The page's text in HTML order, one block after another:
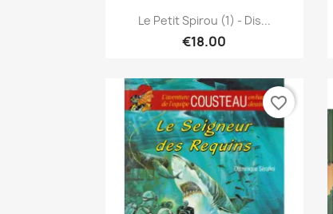
Quick view
Le Petit Spirou (1) - Dis...
€18.00
favorite_border